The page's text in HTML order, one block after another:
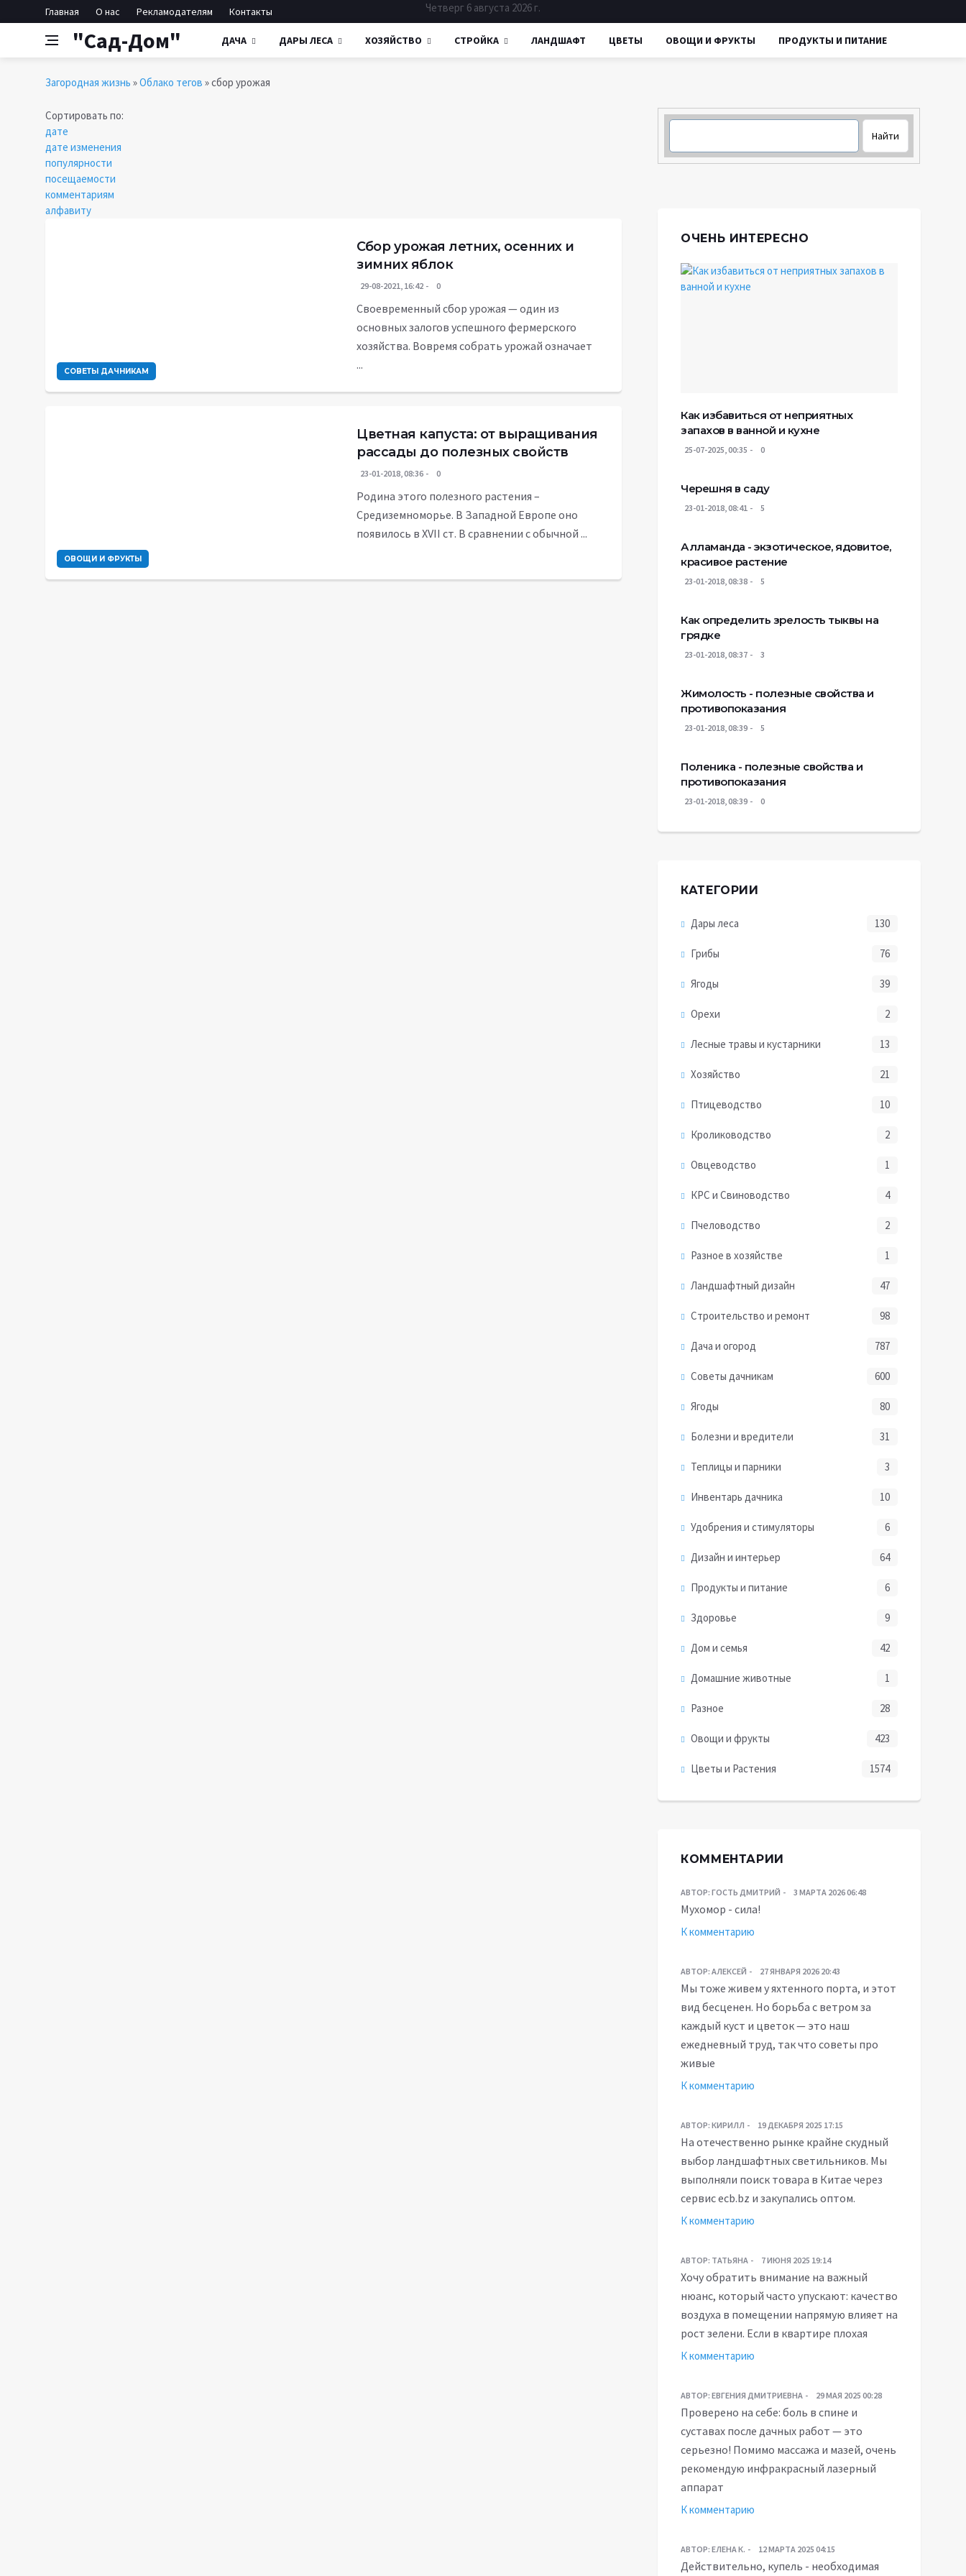
Главная О нас Рекламодателям Контакты Четверг 6 августа 2026 г.
"Сад-Дом" ДАЧА ДАРЫ ЛЕСА ХОЗЯЙСТВО СТРОЙКА ЛАНДШАФТ ЦВЕТЫ ОВОЩИ И ФРУКТЫ ПРОДУКТЫ И ПИТАНИЕ
Загородная жизнь »Облако тегов » сбор урожая
Сортировать по:
дате
дате изменения
популярности
посещаемости
комментариям
алфавиту
СОВЕТЫ ДАЧНИКАМ
Сбор урожая летних, осенних и
зимних яблок
29-08-2021, 16:42 0
Своевременный сбор урожая — один из
основных залогов успешного фермерского
хозяйства. Вовремя собрать урожай означает
...
ОВОЩИ И ФРУКТЫ
Цветная капуста: от выращивания
рассады до полезных свойств
23-01-2018, 08:36 0
Родина этого полезного растения –
Средиземноморье. В Западной Европе оно
появилось в XVII ст. В сравнении с обычной ...
ОЧЕНЬ ИНТЕРЕСНО
Как избавиться от неприятных
запахов в ванной и кухне
25-07-2025, 00:35 0
Черешня в саду
23-01-2018, 08:41 5
Алламанда - экзотическое, ядовитое,
красивое растение
23-01-2018, 08:38 5
Как определить зрелость тыквы на
грядке
23-01-2018, 08:37 3
Жимолость - полезные свойства и
противопоказания
23-01-2018, 08:39 5
Поленика - полезные свойства и
противопоказания
23-01-2018, 08:39 0
КАТЕГОРИИ
Дары леса 130
Грибы 76
Ягоды 39
Орехи 2
Лесные травы и кустарники 13
Хозяйство 21
Птицеводство 10
Кролиководство 2
Овцеводство 1
КРС и Свиноводство 4
Пчеловодство 2
Разное в хозяйстве 1
Ландшафтный дизайн 47
Строительство и ремонт 98
Дача и огород 787
Советы дачникам 600
Ягоды 80
Болезни и вредители 31
Теплицы и парники 3
Инвентарь дачника 10
Удобрения и стимуляторы 6
Дизайн и интерьер 64
Продукты и питание 6
Здоровье 9
Дом и семья 42
Домашние животные 1
Разное 28
Овощи и фрукты 423
Цветы и Растения 1574
КОММЕНТАРИИ
АВТОР: ГОСТЬ ДМИТРИЙ 3 МАРТА 2026 06:48
Мухомор - сила!
К комментарию
АВТОР: АЛЕКСЕЙ 27 ЯНВАРЯ 2026 20:43
Мы тоже живем у яхтенного порта, и этот
вид бесценен. Но борьба с ветром за
каждый куст и цветок — это наш
ежедневный труд, так что советы про
живые
К комментарию
АВТОР: КИРИЛЛ 19 ДЕКАБРЯ 2025 17:15
На отечественно рынке крайне скудный
выбор ландшафтных светильников. Мы
выполняли поиск товара в Китае через
сервис ecb.bz и закупались оптом.
К комментарию
АВТОР: ТАТЬЯНА 7 ИЮНЯ 2025 19:14
Хочу обратить внимание на важный
нюанс, который часто упускают: качество
воздуха в помещении напрямую влияет на
рост зелени. Если в квартире плохая
К комментарию
АВТОР: ЕВГЕНИЯ ДМИТРИЕВНА 29 МАЯ 2025 00:28
Проверено на себе: боль в спине и
суставах после дачных работ — это
серьезно! Помимо массажа и мазей, очень
рекомендую инфракрасный лазерный
аппарат
К комментарию
АВТОР: ЕЛЕНА К. 12 МАРТА 2025 04:15
Действительно, купель - необходимая